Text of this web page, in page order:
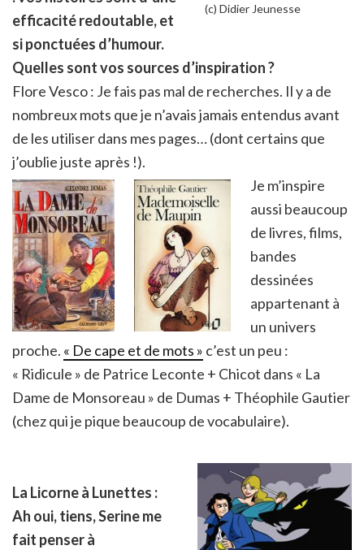
(c) Didier Jeunesse
efficacité redoutable, et
si ponctuées d’humour.
Quelles sont vos sources d’inspiration ?
Flore Vesco : Je fais pas mal de recherches. Il y a de
nombreux mots que je n’avais jamais entendus avant
de les utiliser dans mes pages… (dont certains que
j’oublie juste après !).
Je m’inspire
aussi beaucoup
de livres, films,
bandes
dessinées
appartenant à
un univers
proche. « De cape et de mots » c’est un peu :
« Ridicule » de Patrice Leconte + Chicot dans « La
Dame de Monsoreau » de Dumas + Théophile Gautier
(chez qui je pique beaucoup de vocabulaire).
La Licorne à Lunettes :
Ah oui, tiens, Serine me
fait penser à